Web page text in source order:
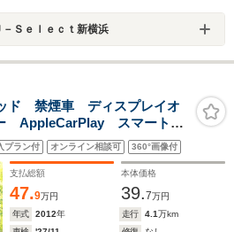
Ｓｅｌｅｃｔ新横浜
ド 禁煙車 ディスプレイオ
AppleCarPlay スマートキ
リフター 電動格納ミラ
ヘッドライトレベライザ
プラン付 オンライン相談可 360°画像付
支払総額
47.9万円
本体価格
39.7万円
年式
2012年 走行 4.1万km